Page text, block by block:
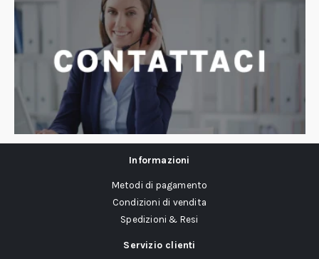
Informazioni
Metodi di pagamento
Condizioni di vendita
Spedizioni & Resi
Servizio clienti